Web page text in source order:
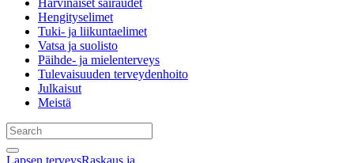
Harvinaiset sairaudet
Hengityselimet
Tuki- ja liikuntaelimet
Vatsa ja suolisto
Päihde- ja mielenterveys
Tulevaisuuden terveydenhoito
Julkaisut
Meistä
Lapsen terveysRaskaus ja